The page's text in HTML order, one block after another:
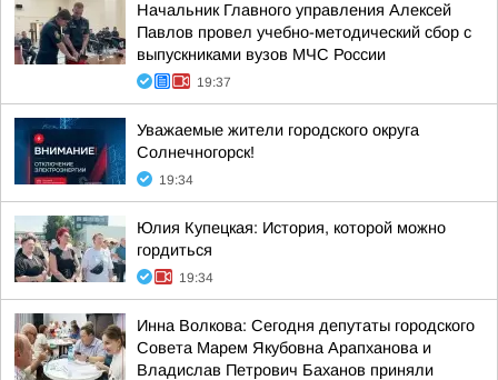
Начальник Главного управления Алексей
Павлов провел учебно-методический сбор с
выпускниками вузов МЧС России
19:37
Уважаемые жители городского округа
Солнечногорск!
19:34
Юлия Купецкая: История, которой можно
гордиться
19:34
Инна Волкова: Сегодня депутаты городского
Совета Марем Якубовна Арапханова и
Владислав Петрович Баханов приняли